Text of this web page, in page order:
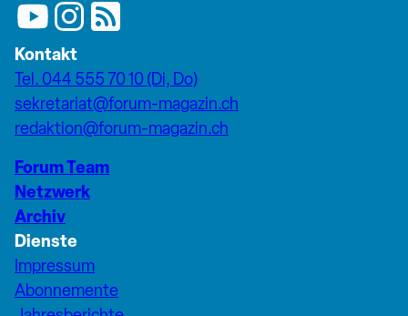
Kontakt
Tel. 044 555 70 10 (Di, Do)
sekretariat@forum-magazin.ch
redaktion@forum-magazin.ch
Forum Team
Netzwerk
Archiv
Dienste
Impressum
Abonnemente